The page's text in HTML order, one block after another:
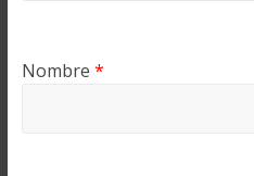
Nombre *